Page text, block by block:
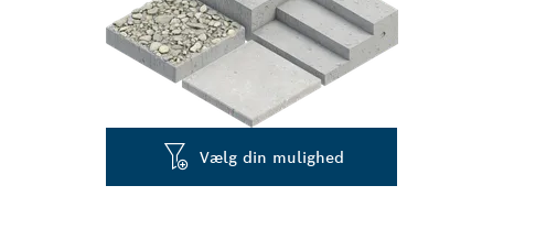
Vælg din mulighed